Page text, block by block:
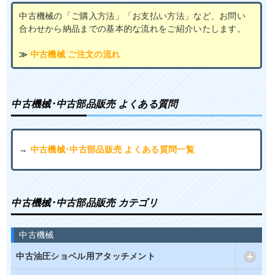
中古機械の「ご購入方法」「お支払い方法」など、お問い
合わせから納品までの基本的な流れをご紹介いたします。
≫ 中古機械 ご注文の流れ
中古機械･中古部品販売 よくある質問
→ 中古機械･中古部品販売 よくある質問一覧
中古機械･中古部品販売 カテゴリ
中古機械
中古油圧ショベル用アタッチメント